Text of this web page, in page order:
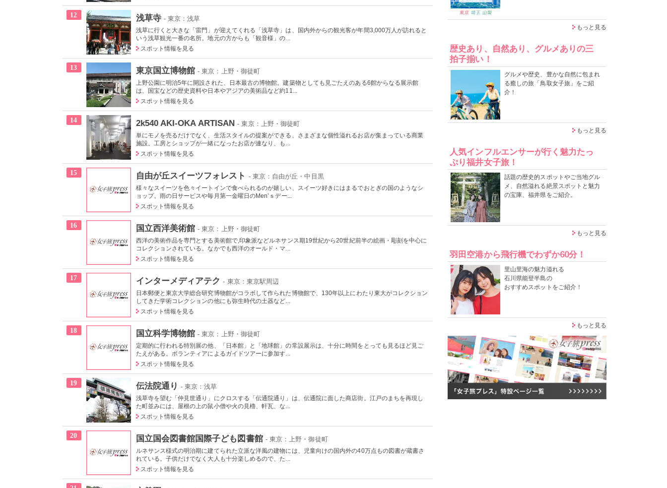
12 浅草寺 - 東京：浅草
浅草に行くと大きな「雷門」が迎えてくれる「浅草寺」は、国内外からの観光客が年間3,000万人が訪れると
いう浅草観光一番の名所。地元の方からも「観音様」の...
スポット情報を見る
13 東京国立博物館 - 東京：上野・御徒町
上野公園に明治5年に開設された、日本最古の博物館。建築物としても見ごたえのある6館からなる展示館
は、国宝などの歴史資料や日本やアジアの美術品など約11...
スポット情報を見る
14 2k540 AKI-OKA ARTISAN - 東京：上野・御徒町
単にモノを売るだけでなく、生活スタイルの提案ができる、さまざまな個性溢れるお店が集まっている商業
施設。工房とショップが一緒になったお店が連なり、も...
スポット情報を見る
15 自由が丘スイーツフォレスト - 東京：自由が丘・中目黒
様々なスイーツを色々イートインで食べられるのが嬉しい、スイーツ好きにはまるでおとぎの国のようなシ
ョップ。雨の日サービスや毎月第一金曜日のMen’ｓデー...
スポット情報を見る
16 国立西洋美術館 - 東京：上野・御徒町
西洋の美術作品を専門とする美術館で,印象派などルネサンス期19世紀から20世紀前半の絵画・彫刻を中心に
コレクションされている。なかでも西洋のオールド・マ...
スポット情報を見る
17 インターメディアテク - 東京：東京駅周辺
日本郵便と東京大学総合研究博物館がコラボして作られた博物館で、130年以上にわたり東大がコレクション
してきた学術コレクションの他にも弥生時代の土器など...
スポット情報を見る
18 国立科学博物館 - 東京：上野・御徒町
定期的に行われる特別展の他、「日本館」と「地球館」の常設展示は、十分に時間をとっても見るほど見ご
たえがある。ボランティアによるガイドツアーに参加す...
スポット情報を見る
19 伝法院通り - 東京：浅草
浅草寺を望む「仲見世通り」にクロスする「伝通院通り」は、伝通院に面した商店街。江戸のまちを再現し
た町並みには、屋根の上の鼠小僧や火の見櫓、軒瓦、な...
スポット情報を見る
20 国立国会図書館国際子ども図書館 - 東京：上野・御徒町
ルネサンス様式の明治期に建てられた立派な洋風の建物には、児童向けの国内外の40万点もの図書が蔵書さ
れている。子供だけでなく大人も十分楽しめるので、た...
スポット情報を見る
もっと見る
歴史あり、自然あり、グルメありの三
拍子揃い！
グルメや歴史、豊かな自然に包まれ
る癒しの旅「鳥取女子旅」をご紹
介！
もっと見る
人気インフルエンサーが行く魅力たっ
ぷり福井女子旅！
話題の歴史的スポットやご当地グル
メ、自然溢れる絶景スポットと魅力
の宝庫、福井県をご紹介。
もっと見る
羽田空港から飛行機でわずか60分！
里山里海の魅力溢れる
石川県能登半島の
おすすめスポットをご紹介！
もっと見る